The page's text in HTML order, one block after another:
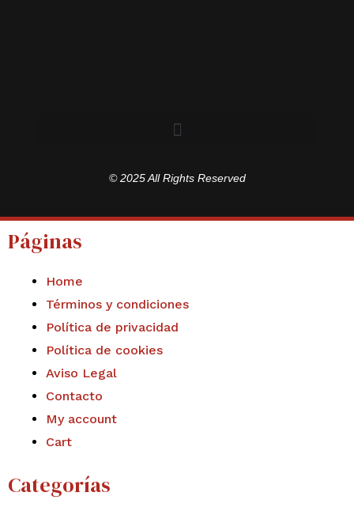
© 2025 All Rights Reserved
Páginas
Home
Términos y condiciones
Política de privacidad
Política de cookies
Aviso Legal
Contacto
My account
Cart
Categorías